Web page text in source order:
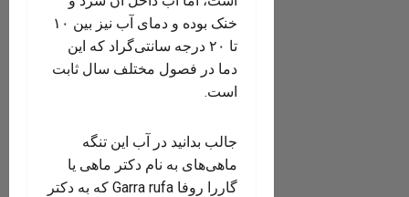
خنک بوده و دمای آب نیز بین ۱۰
تا ۲۰ درجه سانتی‌گراد که این
دما در فصول مختلف سال ثابت
است.
جالب بدانید در آب این تنگه
ماهی‌های به نام دکتر ماهی یا
گاررا روفا Garra rufa که به دکتر